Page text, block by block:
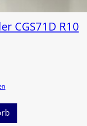
CGS71D R10